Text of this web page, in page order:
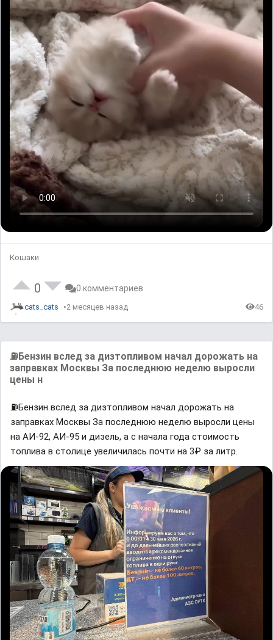
Кошаки
0 0 комментариев
cats_cats 2 месяцев назад 46
⛽️Бензин вслед за дизтопливом начал дорожать на
заправках Москвы За последнюю неделю выросли
цены н
⛽️Бензин вслед за дизтопливом начал дорожать на
заправках Москвы За последнюю неделю выросли цены
на АИ-92, АИ-95 и дизель, а с начала года стоимость
топлива в столице увеличилась почти на 3₽ за литр.